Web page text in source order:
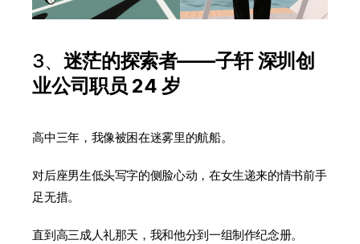
3、 迷茫的探索者——子轩 深圳创
业公司职员 24 岁
高中三年，我像被困在迷雾里的航船。
对后座男生低头写字的侧脸心动，在女生递来的情书前手
足无措。
直到高三成人礼那天，我和他分到一组制作纪念册。